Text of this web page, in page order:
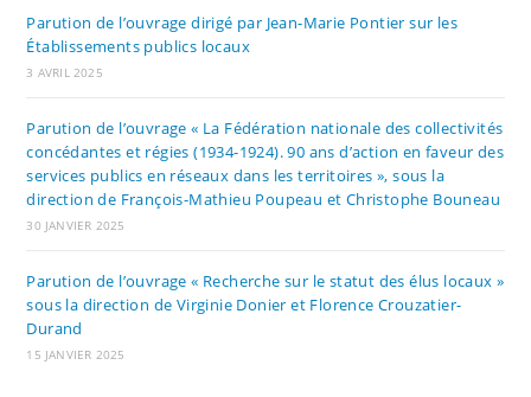
Parution de l’ouvrage dirigé par Jean-Marie Pontier sur les
Établissements publics locaux
3 AVRIL 2025
Parution de l’ouvrage « La Fédération nationale des collectivités
concédantes et régies (1934-1924). 90 ans d’action en faveur des
services publics en réseaux dans les territoires », sous la
direction de François-Mathieu Poupeau et Christophe Bouneau
30 JANVIER 2025
Parution de l’ouvrage « Recherche sur le statut des élus locaux »
sous la direction de Virginie Donier et Florence Crouzatier-
Durand
15 JANVIER 2025